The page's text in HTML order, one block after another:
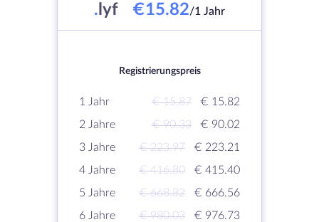
. lyf €15.82/1 Jahr
Registrierungspreis
1 Jahr € 15.87
€ 15.82
2 Jahre
€ 90.33
€ 90.02
3 Jahre
€ 223.97
€ 223.21
4 Jahre
€ 416.80
€ 415.40
5 Jahre
€ 668.82
€ 666.56
6 Jahre
€ 980.03
€ 976.73